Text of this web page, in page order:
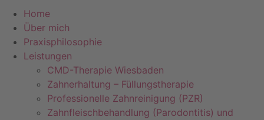
Home
Über mich
Praxisphilosophie
Leistungen
CMD-Therapie Wiesbaden
Zahnerhaltung – Füllungstherapie
Professionelle Zahnreinigung (PZR)
Zahnfleischbehandlung (Parodontitis) und